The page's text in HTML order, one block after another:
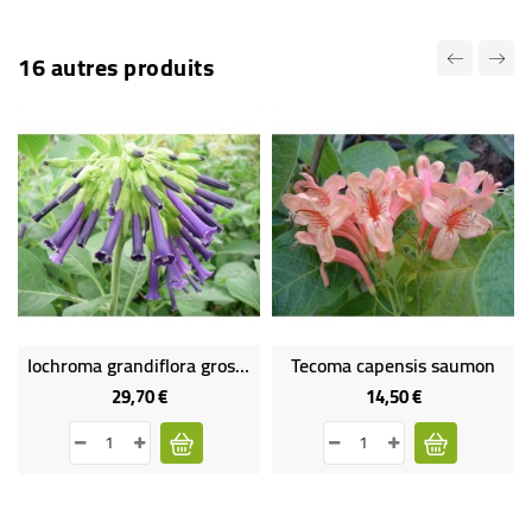
16 autres produits
Iochroma grandiflora gros sujet
29,70 €Prix
Tecoma capensis saumon
14,50 €Prix